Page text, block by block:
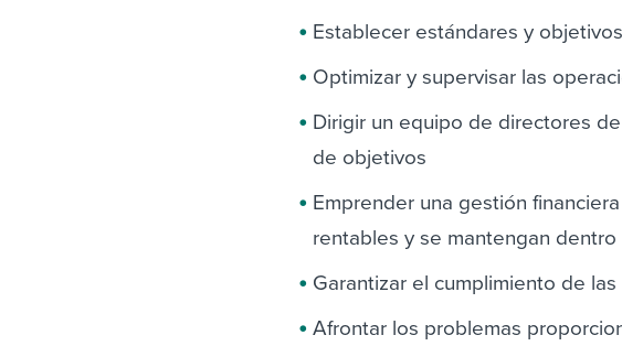
Establecer estándares y
Optimizar y supervisar las
Dirigir un equipo de directores
de objetivos
Emprender una gestión
rentables y se mantengan
Garantizar el cumplimiento de
Afrontar los problemas